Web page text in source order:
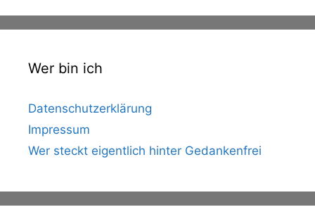
Wer bin ich
Datenschutzerklärung
Impressum
Wer steckt eigentlich hinter Gedankenfrei